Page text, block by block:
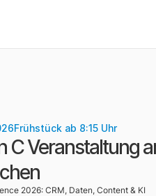
Frühstück ab 8:15 Uhr
C Veranstaltung
2026: CRM, Daten, Content & KI